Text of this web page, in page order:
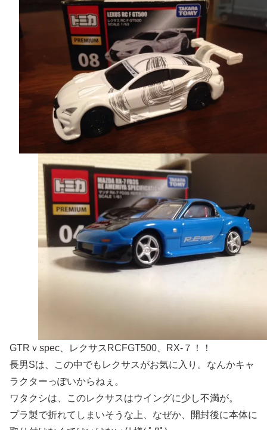
GTRｖspec、レクサスRCFGT500、RX-７！！
長男Sは、この中でもレクサスがお気に入り。なんかキャ
ラクターっぽいからねぇ。
ワタクシは、このレクサスはウイングに少し不満が。
プラ製で折れてしまいそうな上、なぜか、開封後に本体に